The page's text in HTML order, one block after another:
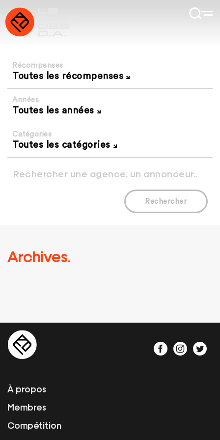
Récompenses
Toutes les récompenses
Années
Toutes les années
Catégories
Toutes les catégories
Rechercher
Archives.
À propos
Membres
Compétition